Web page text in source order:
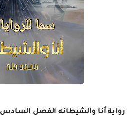
رواية أنا والشيطانه الفصل السادس 6 بقلم محمد طه